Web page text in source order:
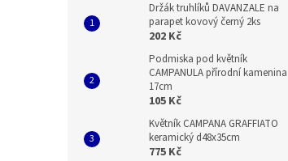
Držák truhlíků DAVANZALE na
parapet kovový černý 2ks
202 Kč
Podmiska pod květník
CAMPANULA přírodní kamenina
17cm
105 Kč
Květník CAMPANA GRAFFIATO
keramický d48x35cm
775 Kč